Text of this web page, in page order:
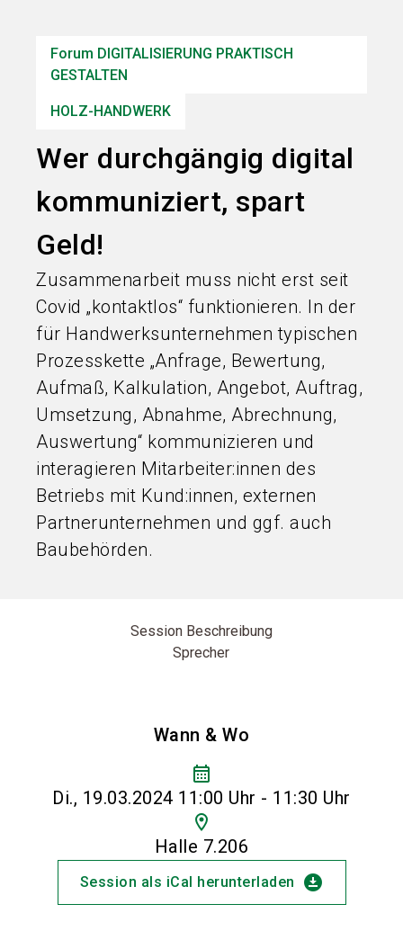
Forum DIGITALISIERUNG PRAKTISCH
GESTALTEN
HOLZ-HANDWERK
Wer durchgängig digital
kommuniziert, spart
Geld!
Zusammenarbeit muss nicht erst seit
Covid „kontaktlos“ funktionieren. In der
für Handwerksunternehmen typischen
Prozesskette „Anfrage, Bewertung,
Aufmaß, Kalkulation, Angebot, Auftrag,
Umsetzung, Abnahme, Abrechnung,
Auswertung“ kommunizieren und
interagieren Mitarbeiter:innen des
Betriebs mit Kund:innen, externen
Partnerunternehmen und ggf. auch
Baubehörden.
Session Beschreibung
Sprecher
Wann & Wo
calendar_month
Di., 19.03.2024 11:00 Uhr - 11:30 Uhr
location_on
Halle 7.206
Session als iCal herunterladen download_for_offline